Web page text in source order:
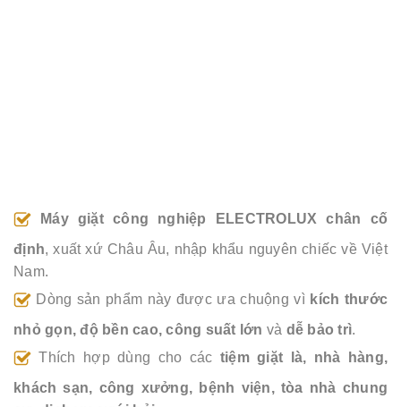
Máy giặt công nghiệp ELECTROLUX chân cố
định, xuất xứ Châu Âu, nhập khẩu nguyên chiếc về Việt
Nam.
Dòng sản phẩm này được ưa chuộng vì kích thước
nhỏ gọn, độ bền cao, công suất lớn và dễ bảo trì.
Thích hợp dùng cho các tiệm giặt là, nhà hàng,
khách sạn, công xưởng, bệnh viện, tòa nhà chung